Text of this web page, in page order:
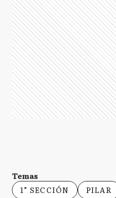
Temas
1° SECCIÓN
PILAR